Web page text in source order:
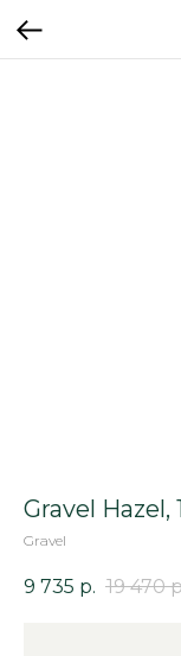
Gravel Hazel,
Gravel
9 735 р. 19 470